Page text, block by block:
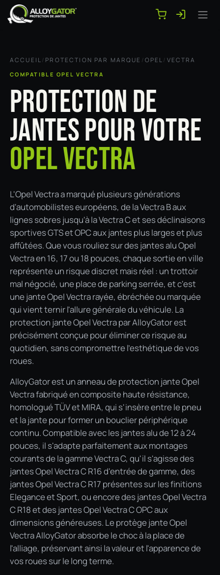
Se rendre au contenu
ACCUEIL/ PROTECTION PAR MARQUE /OPEL/ VECTRA
COMPATIBLE OPEL VECTRA
PROTECTION DE
JANTES POUR VOTRE
OPEL VECTRA
L'Opel Vectra a marqué plusieurs générations
d'automobilistes européens, de la Vectra B aux
lignes sobres jusqu'à la Vectra C et ses déclinaisons
sportives GTS et OPC aux jantes plus larges et plus
affûtées. Que vous rouliez sur des jantes alu Opel
Vectra en 16, 17 ou 18 pouces, chaque sortie en ville
représente un risque discret mais réel : un trottoir
mal négocié, une place de parking serrée, et c'est
une jante Opel Vectra rayée, ébréchée ou marquée
qui vient ternir l'allure générale du véhicule. La
protection jante Opel Vectra par AlloyGator est
précisément conçue pour éliminer ce risque au
quotidien, sans compromettre l'esthétique de vos
roues.
AlloyGator est un anneau de protection jante Opel
Vectra fabriqué en composite haute résistance,
homologué TÜV et MIRA, qui s'insère entre le pneu
et la jante pour former un bouclier périphérique
continu. Compatible avec les jantes alu de 12 à 24
pouces, il s'adapte parfaitement aux montages
courants de la gamme Vectra C, qu'il s'agisse des
jantes Opel Vectra C R16 d'entrée de gamme, des
jantes Opel Vectra C R17 présentes sur les finitions
Elegance et Sport, ou encore des jantes Opel Vectra
C R18 et des jantes Opel Vectra C OPC aux
dimensions généreuses. Le protège jante Opel
Vectra AlloyGator absorbe le choc à la place de
l'alliage, préservant ainsi la valeur et l'apparence de
vos roues sur le long terme.